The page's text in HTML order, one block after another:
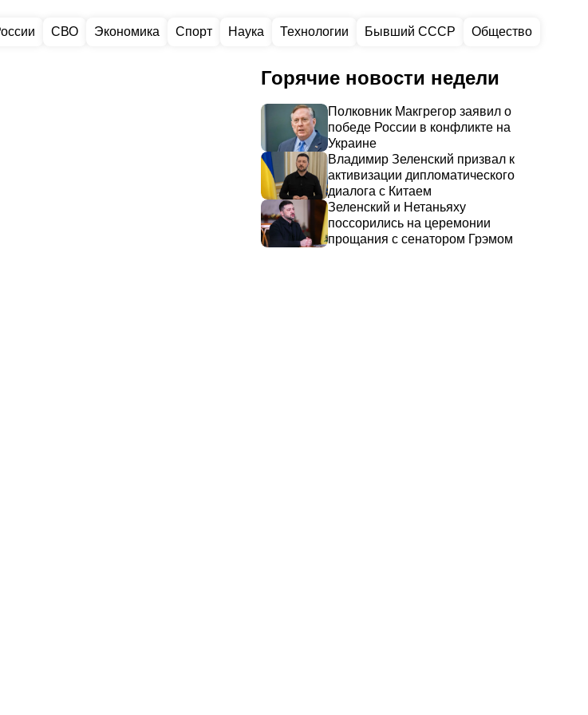
СВО Экономика Спорт Наука Технологии Бывший СССР Общество
Горячие новости недели
Полковник Макгрегор заявил о
победе России в конфликте на
Украине
Владимир Зеленский призвал к
активизации дипломатического
диалога с Китаем
Зеленский и Нетаньяху
поссорились на церемонии
прощания с сенатором Грэмом